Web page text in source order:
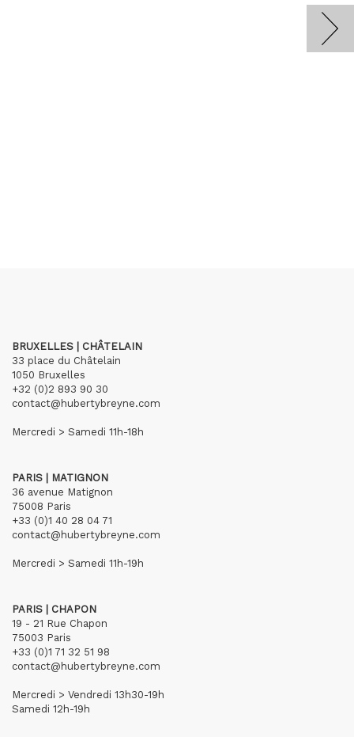
BRUXELLES | CHÂTELAIN
33 place du Châtelain
1050 Bruxelles
+32 (0)2 893 90 30
contact@hubertybreyne.com
Mercredi > Samedi 11h-18h
PARIS | MATIGNON
36 avenue Matignon
75008 Paris
+33 (0)1 40 28 04 71
contact@hubertybreyne.com
Mercredi > Samedi 11h-19h
PARIS | CHAPON
19 - 21 Rue Chapon
75003 Paris
+33 (0)1 71 32 51 98
contact@hubertybreyne.com
Mercredi > Vendredi 13h30-19h
Samedi 12h-19h